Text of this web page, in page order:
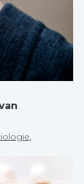
,